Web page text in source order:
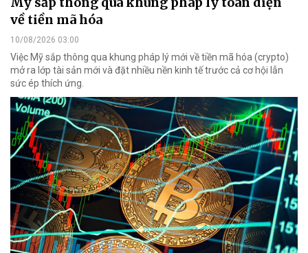
về tiền mã hóa
10/08/2026 03:00
Việc Mỹ sắp thông qua khung pháp lý mới về tiền mã hóa (crypto)
mở ra lớp tài sản mới và đặt nhiều nền kinh tế trước cả cơ hội lẫn
sức ép thích ứng.